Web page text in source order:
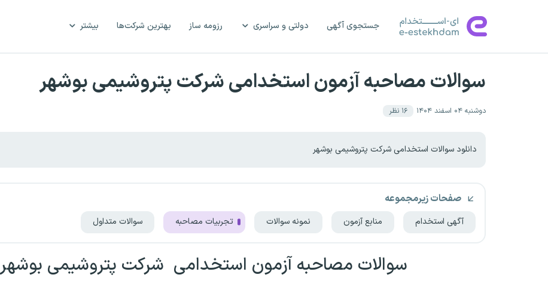
جستجوی آگهی دولتی و سراسری رزومه ساز بهترین شرکت‌ها بیشتر
سوالات مصاحبه آزمون استخدامی شرکت پتروشیمی بوشهر
دوشنبه ۰۴ اسفند ۱۴۰۴ ۱۶ نظر
دانلود سوالات استخدامی شرکت پتروشیمی بوشهر
صفحات زیرمجموعه
آگهی استخدام منابع آزمون نمونه سوالات تجربیات مصاحبه سوالات متداول
سوالات مصاحبه آزمون استخدامی شرکت پتروشیمی بوشهر